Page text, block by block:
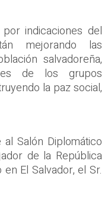
indicaciones del
mejorando las
salvadoreña,
de los grupos
la paz social,
Salón Diplomático
de la República
El Salvador, el Sr.